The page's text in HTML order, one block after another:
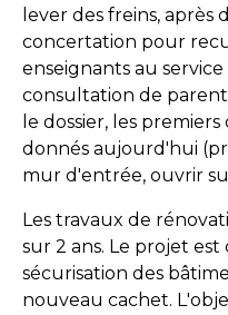
lever des freins,
concertation pour
enseignants au service
consultation de
le dossier, les
donnés aujourd'hui
mur d'entrée, ouvrir
Les travaux de
sur 2 ans. Le projet
sécurisation des
nouveau cachet.